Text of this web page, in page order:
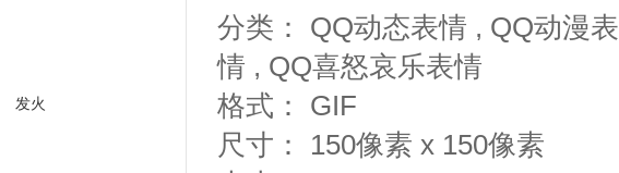
分类： QQ动态表情 , QQ动漫表
情 , QQ喜怒哀乐表情
格式：
GIF
尺寸：
150像素 x 150像素